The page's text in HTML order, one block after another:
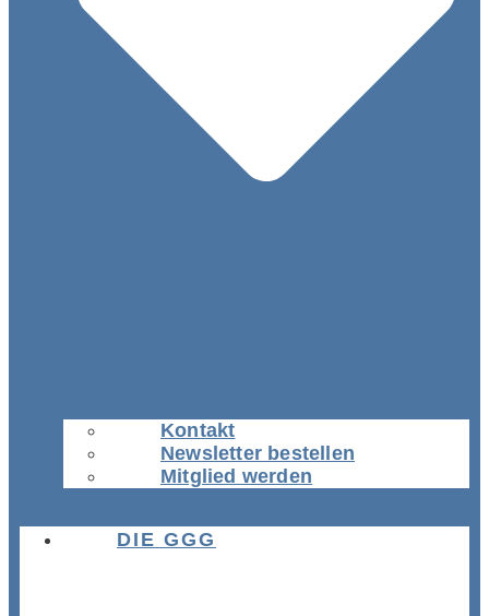
Kontakt
Newsletter bestellen
Mitglied werden
DIE GGG